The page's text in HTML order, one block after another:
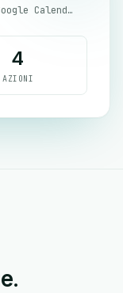
Google Calendar
4
AZIONI